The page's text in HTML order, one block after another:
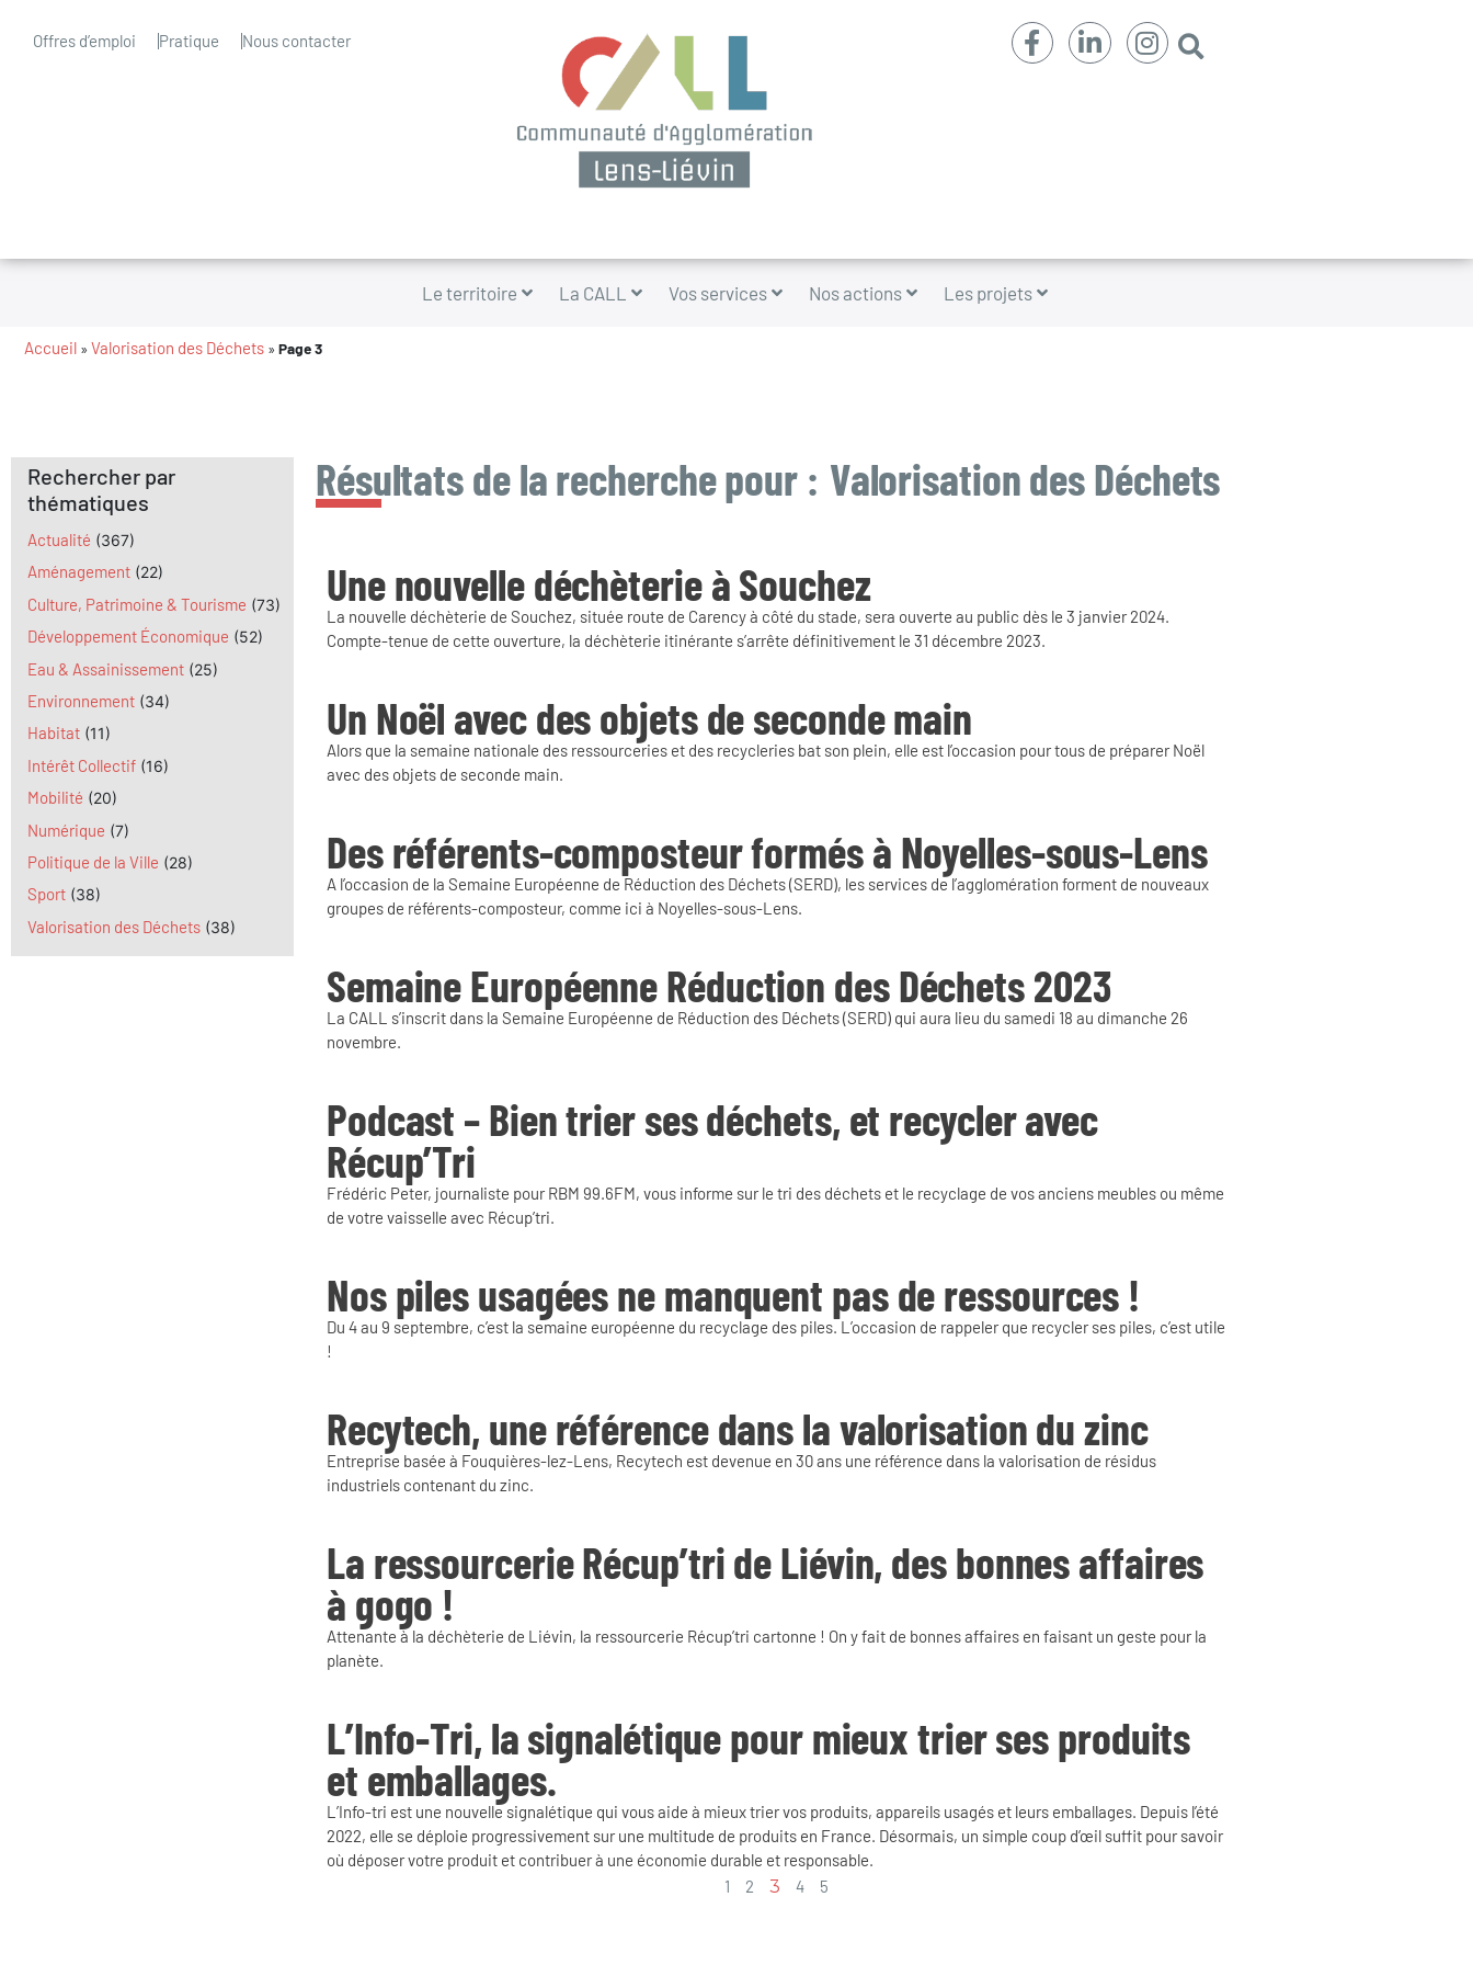
Offres d’emploi Pratique Nous contacter
Le territoire La CALL Vos services Nos actions Les projets
Accueil » Valorisation des Déchets » Page 3
Rechercher par
thématiques
Actualité (367)
Aménagement (22)
Culture, Patrimoine & Tourisme (73)
Développement Économique (52)
Eau & Assainissement (25)
Environnement (34)
Habitat (11)
Intérêt Collectif (16)
Mobilité (20)
Numérique (7)
Politique de la Ville (28)
Sport (38)
Valorisation des Déchets (38)
Résultats de la recherche pour : Valorisation des Déchets
Une nouvelle déchèterie à Souchez
La nouvelle déchèterie de Souchez, située route de Carency à côté du stade, sera ouverte au public dès le 3 janvier 2024.
Compte-tenue de cette ouverture, la déchèterie itinérante s’arrête définitivement le 31 décembre 2023.
Un Noël avec des objets de seconde main
Alors que la semaine nationale des ressourceries et des recycleries bat son plein, elle est l’occasion pour tous de préparer Noël
avec des objets de seconde main.
Des référents-composteur formés à Noyelles-sous-Lens
A l’occasion de la Semaine Européenne de Réduction des Déchets (SERD), les services de l’agglomération forment de nouveaux
groupes de référents-composteur, comme ici à Noyelles-sous-Lens.
Semaine Européenne Réduction des Déchets 2023
La CALL s’inscrit dans la Semaine Européenne de Réduction des Déchets (SERD) qui aura lieu du samedi 18 au dimanche 26
novembre.
Podcast – Bien trier ses déchets, et recycler avec
Récup’Tri
Frédéric Peter, journaliste pour RBM 99.6FM, vous informe sur le tri des déchets et le recyclage de vos anciens meubles ou même
de votre vaisselle avec Récup’tri.
Nos piles usagées ne manquent pas de ressources !
Du 4 au 9 septembre, c’est la semaine européenne du recyclage des piles. L’occasion de rappeler que recycler ses piles, c’est utile
!
Recytech, une référence dans la valorisation du zinc
Entreprise basée à Fouquières-lez-Lens, Recytech est devenue en 30 ans une référence dans la valorisation de résidus
industriels contenant du zinc.
La ressourcerie Récup’tri de Liévin, des bonnes affaires
à gogo !
Attenante à la déchèterie de Liévin, la ressourcerie Récup’tri cartonne ! On y fait de bonnes affaires en faisant un geste pour la
planète.
L’Info-Tri, la signalétique pour mieux trier ses produits
et emballages.
L’Info-tri est une nouvelle signalétique qui vous aide à mieux trier vos produits, appareils usagés et leurs emballages. Depuis l’été
2022, elle se déploie progressivement sur une multitude de produits en France. Désormais, un simple coup d’œil suffit pour savoir
où déposer votre produit et contribuer à une économie durable et responsable.
1
2 3 4 5